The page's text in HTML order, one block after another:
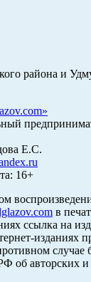
района и
»
Е.С.
16+
в
ссылка на
изданиях
об авторских